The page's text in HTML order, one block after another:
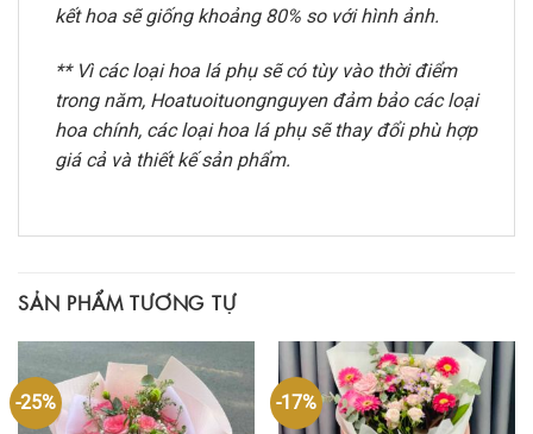
kết hoa sẽ giống khoảng 80% so với hình ảnh.
** Vì các loại hoa lá phụ sẽ có tùy vào thời điểm
trong năm, Hoatuoituongnguyen đảm bảo các loại
hoa chính, các loại hoa lá phụ sẽ thay đổi phù hợp
giá cả và thiết kế sản phẩm.
SẢN PHẨM TƯƠNG TỰ
-25% -17%